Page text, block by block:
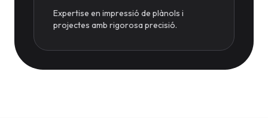
Expertise en impressió de plànols i
projectes amb rigorosa precisió.